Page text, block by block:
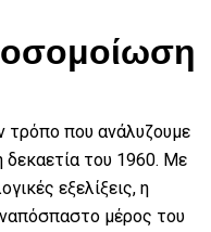
τρόπο που ανάλυζουμε
δεκαετία του 1960. Με
εξελίξεις, η
μέρος του